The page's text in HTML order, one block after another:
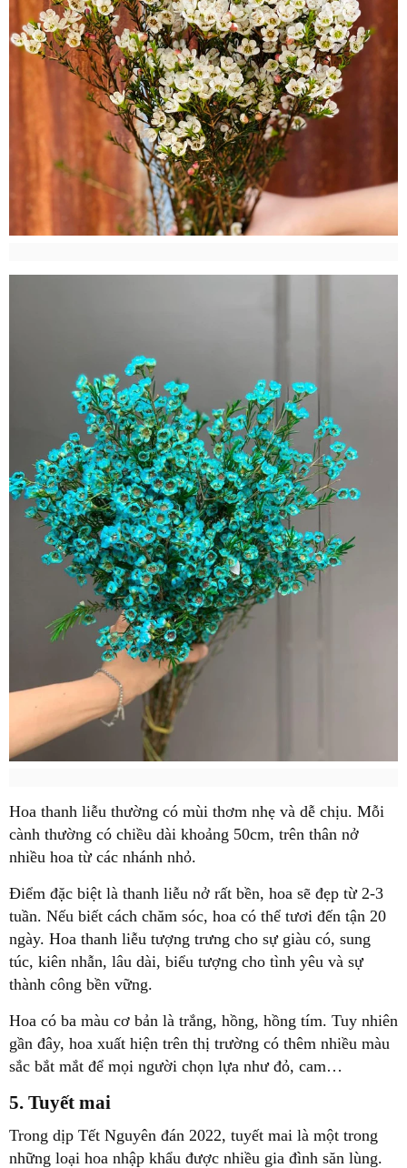
Hoa thanh liễu thường có mùi thơm nhẹ và dễ chịu. Mỗi
cành thường có chiều dài khoảng 50cm, trên thân nở
nhiều hoa từ các nhánh nhỏ.
Điểm đặc biệt là thanh liễu nở rất bền, hoa sẽ đẹp từ 2-3
tuần. Nếu biết cách chăm sóc, hoa có thể tươi đến tận 20
ngày. Hoa thanh liễu tượng trưng cho sự giàu có, sung
túc, kiên nhẫn, lâu dài, biểu tượng cho tình yêu và sự
thành công bền vững.
Hoa có ba màu cơ bản là trắng, hồng, hồng tím. Tuy nhiên
gần đây, hoa xuất hiện trên thị trường có thêm nhiều màu
sắc bắt mắt để mọi người chọn lựa như đỏ, cam…
5. Tuyết mai
Trong dịp Tết Nguyên đán 2022, tuyết mai là một trong
những loại hoa nhập khẩu được nhiều gia đình săn lùng.